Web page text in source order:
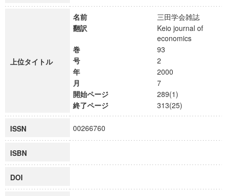
上位タイトル
名前
三田学会雑誌
翻訳
Keio journal of
economics
巻
93
号
2
年
2000
月
7
開始ページ
289(1)
終了ページ
313(25)
ISSN 00266760
ISBN
DOI